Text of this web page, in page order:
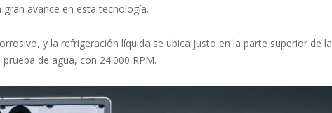
avance en esta tecnología.
y la refrigeración líquida se ubica justo en la parte superior de la
de agua, con 24.000 RPM.